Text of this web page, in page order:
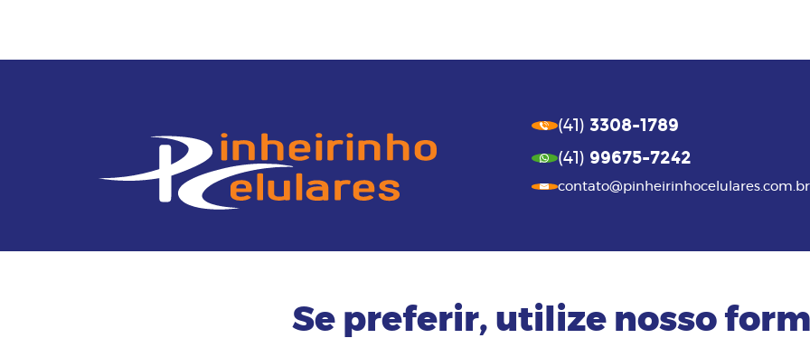
(41) 3308-1789
(41) 99675-7242
contato@pinheirinhocelulares.com.br
Se preferir, utilize nosso